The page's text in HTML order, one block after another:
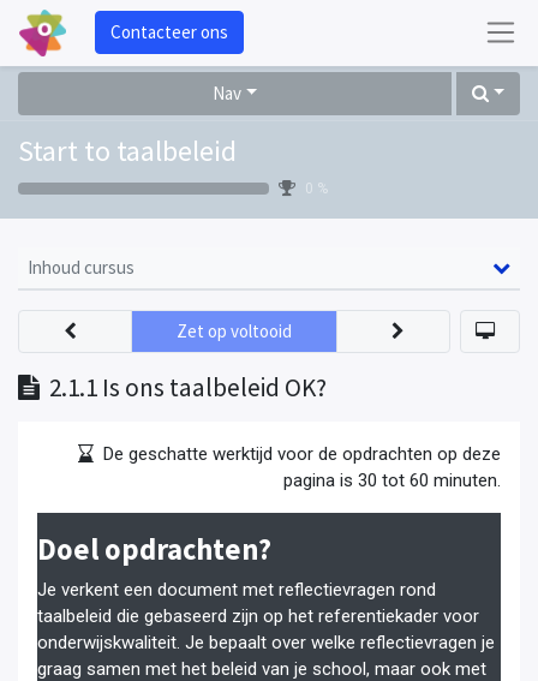
Contacteer ons
Nav
Start to taalbeleid
0 %
Inhoud cursus
2.1.1 Is ons taalbeleid OK?
Zet op voltooid
De geschatte werktijd voor de opdrachten op deze
pagina is 30 tot 60 minuten.
Doel opdrachten?
Je verkent een document met reflectievragen rond
taalbeleid die gebaseerd zijn op het referentiekader voor
onderwijskwaliteit. Je bepaalt over welke reflectievragen je
graag samen met het beleid van je school, maar ook met